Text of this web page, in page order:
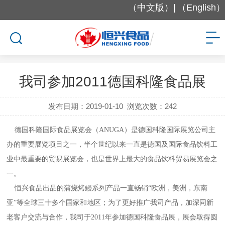
（中文版）| （English）
国际展会
我司参加2011德国科隆食品展
发布日期：2019-01-10 浏览次数： 242
德国科隆国际食品展览会（ANUGA）是德国科隆国际展览公司主
办的重要展览项目之一，半个世纪以来一直是德国及国际食品饮料工
业中最重要的贸易展览会，也是世界上最大的食品饮料贸易展览会之
一。
恒兴食品出品的蒲烧烤鳗系列产品一直畅销“欧洲，美洲，东南
亚”等全球三十多个国家和地区；为了更好推广我司产品，加深同新
老客户交流与合作，我司于2011年参加德国科隆食品展，展会取得圆